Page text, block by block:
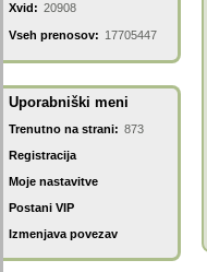
Xvid: 20908
Vseh prenosov: 17705447
Uporabniški meni
Trenutno na strani: 873
Registracija
Moje nastavitve
Postani VIP
Izmenjava povezav